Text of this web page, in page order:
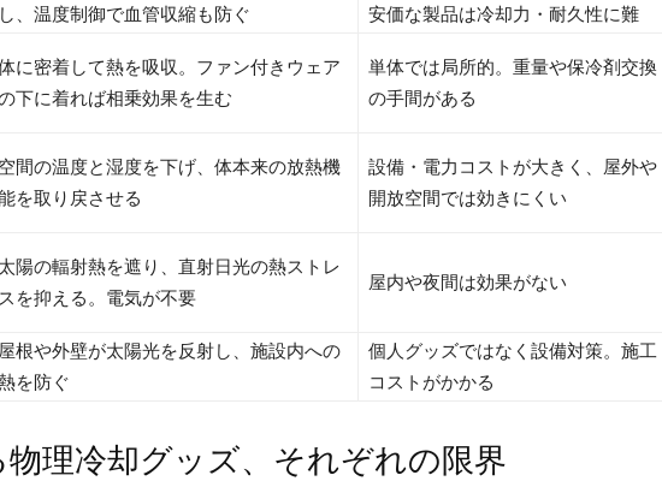
し、温度制御で血管収縮も防ぐ
安価な製品は冷却力・耐久性に難
に密着して熱を吸収。ファン付きウェア
下に着れば相乗効果を生む
単体では局所的。重量や保冷剤交換
の手間がある
空間の温度と湿度を下げ、体本来の放熱機
を取り戻させる
設備・電力コストが大きく、屋外や
開放空間では効きにくい
太陽の輻射熱を遮り、直射日光の熱ストレ
スを抑える。電気が不要
屋内や夜間は効果がない
屋根や外壁が太陽光を反射し、施設内への
を防ぐ
個人グッズではなく設備対策。施工
コストがかかる
理冷却グッズ、それぞれの限界